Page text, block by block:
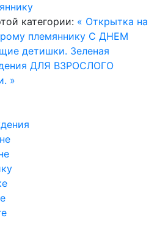
категории: « Открытка на
племяннику С ДНЕМ
детишки. Зеленая
ДЛЯ ВЗРОСЛОГО
»